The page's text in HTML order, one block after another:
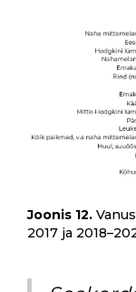
Joonis 12.
2017 ja